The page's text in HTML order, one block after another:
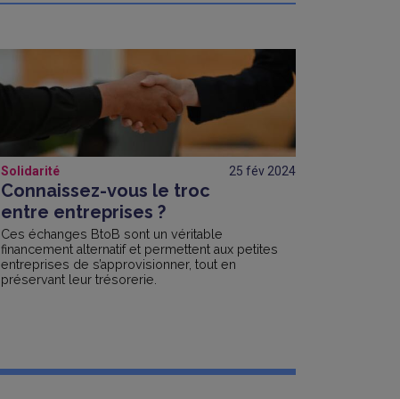
Solidarité 25 fév 2024
Connaissez-vous le troc
entre entreprises ?
Ces échanges BtoB sont un véritable
financement alternatif et permettent aux petites
entreprises de s’approvisionner, tout en
préservant leur trésorerie.